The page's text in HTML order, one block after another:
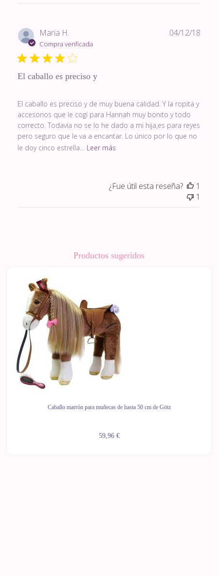
Maria H.
Compra verificada
El caballo es preciso y
El caballo es preciso y de muy buena calidad. Y la ropita y
accesorios que le cogí para Hannah muy bonito y todo
correcto. Todavía no se lo he dado a mi hija,es para reyes
pero seguro que le va a encantar. Lo único por lo que no
le doy cinco estrella...
Leer más
04/12/18
¿Fue útil esta reseña?
1
1
Productos sugeridos
Caballo marrón para muñecas de hasta 50 cm de Götz
59,96 €